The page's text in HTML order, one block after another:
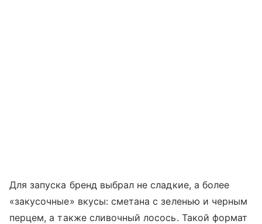
Для запуска бренд выбрал не сладкие, а более
«закусочные» вкусы: сметана с зеленью и черным
перцем, а также сливочный лосось. Такой формат